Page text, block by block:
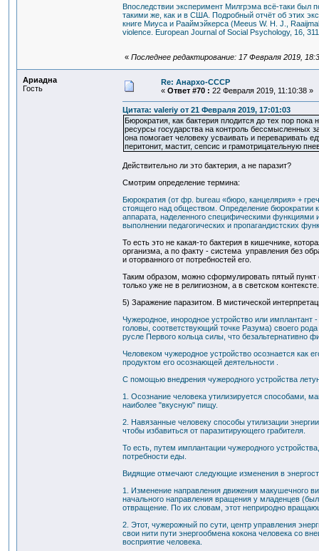
Впоследствии эксперимент Милгрэма всё-таки был
такими же, как и в США. Подробный отчёт об этих
книге Миуса и Рааймэйкерса (Meeus W. H. J.,
violence. European Journal of Social Psychology, 16,
« Последнее редактирование: 17 Февраля 2019,
Ариадна
Гость
Re: Анархо-СССР
« Ответ #70 : 22 Февраля 2019, 11:10:38 »
Цитата: valeriy от 21 Февраля 2019, 17:01:03
Бюрократия, как бактерия плодится до тех пор
ресурсы государства на контроль бессмысленных
она помогает человеку усваивать и переваривать
перитонит, мастит, сепсис и грамотрицательную
Действительно ли это бактерия, а не паразит?
Смотрим определение термина:
Бюрократия (от фр. bureau «бюро, канцелярия» +
стоящего над обществом. Определение бюрократии
аппарата, наделенного специфическими функциями
выполнении педагогических и пропагандистских
То есть это не какая-то бактерия в кишечнике,
организма, а по факту - система управления без
и оторванного от потребностей его.
Таким образом, можно сформулировать пятый пункт
только уже не в религиозном, а в светском контексте.
5) Заражение паразитом. В мистической
Чужеродное, инородное устройство или
головы, соответствующий точке Разума) своего
русле Первого кольца силы, что безальтернативно
Человеком чужеродное устройство осознается как
продуктом его осознающей деятельности .
С помощью внедрения чужеродного устройства
1. Осознание человека утилизируется способами,
наиболее "вкусную" пищу.
2. Навязанные человеку способы утилизации
чтобы избавиться от паразитирующего грабителя.
То есть, путем имплантации чужеродного
потребности еды.
Видящие отмечают следующие изменения в
1. Изменение направления движения макушечного
начального направления вращения у младенцев
отвращение. По их словам, этот неприродно
2. Этот, чужерожный по сути, центр управления
свои нити пути энергообмена кокона человека со
восприятие человека.